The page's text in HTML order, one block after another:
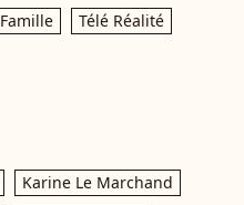
Famille Télé Réalité
Karine Le Marchand